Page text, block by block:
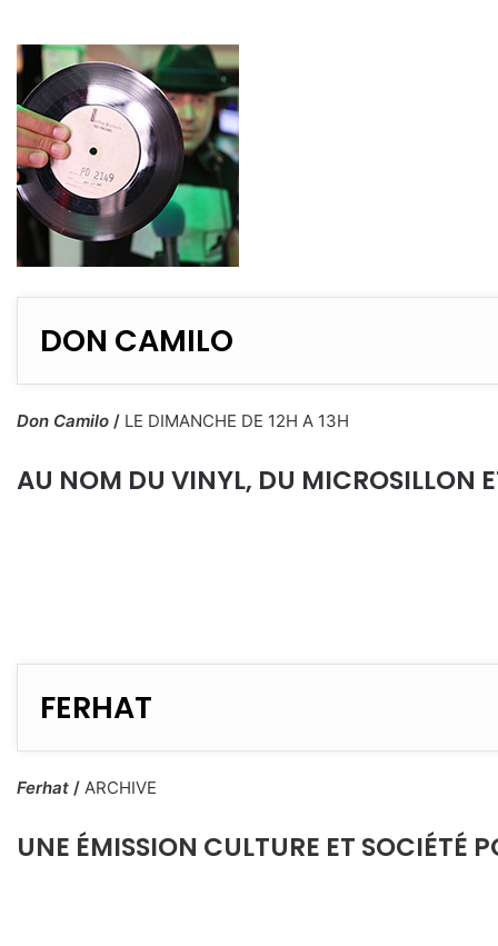
DON CAMILO
Don Camilo / LE DIMANCHE DE 12H A 13H
AU NOM DU VINYL, DU MICROSILLON
FERHAT
Ferhat / ARCHIVE
UNE ÉMISSION CULTURE ET SOCIÉTÉ